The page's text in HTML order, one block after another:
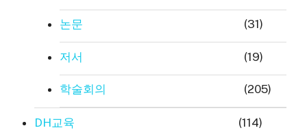
논문 (31)
저서 (19)
학술회의 (205)
DH교육 (114)